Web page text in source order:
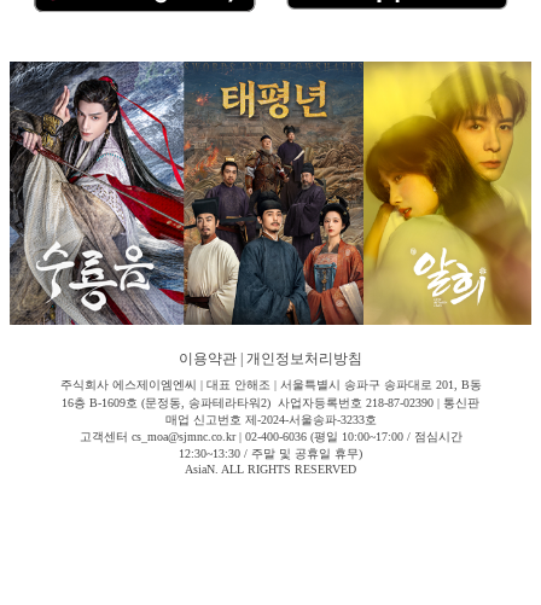
이용약관 개인정보처리방침
주식회사 에스제이엠엔씨 | 대표 안해조 | 서울특별시 송파구 송파대로 201, B동
16층 B-1609호 (문정동, 송파테라타워2) 사업자등록번호 218-87-02390 | 통신판
매업 신고번호 제-2024-서울송파-3233호
고객센터 cs_moa@sjmnc.co.kr | 02-400-6036 (평일 10:00~17:00 / 점심시간
12:30~13:30 / 주말 및 공휴일 휴무)
AsiaN. ALL RIGHTS RESERVED